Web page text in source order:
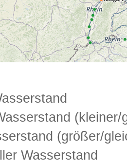
(kleiner/
(größer/
Wasserstand